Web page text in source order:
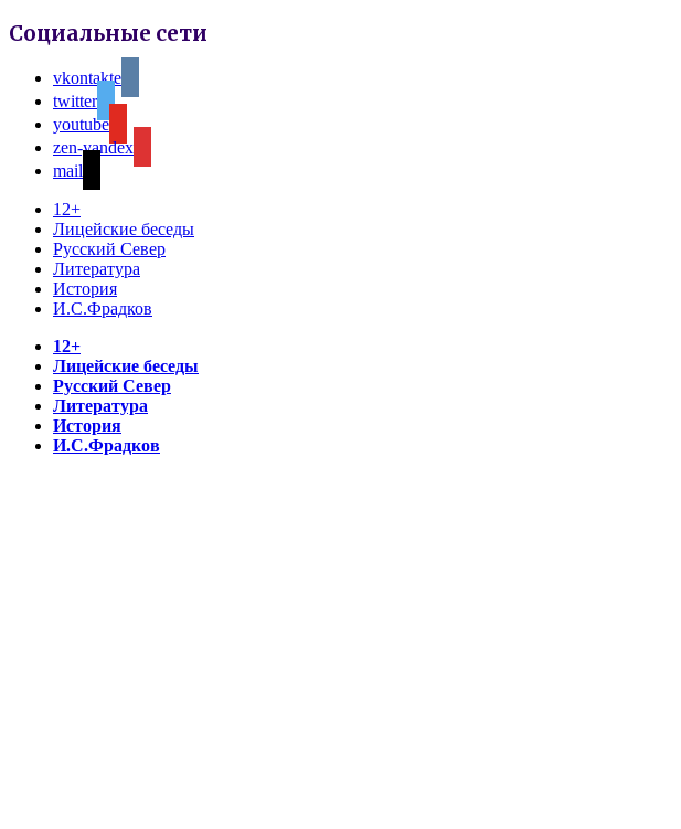
Социальные сети
vkontakte
twitter
youtube
zen-yandex
mail
12+
Лицейские беседы
Русский Север
Литература
История
И.С.Фрадков
12+
Лицейские беседы
Русский Север
Литература
История
И.С.Фрадков